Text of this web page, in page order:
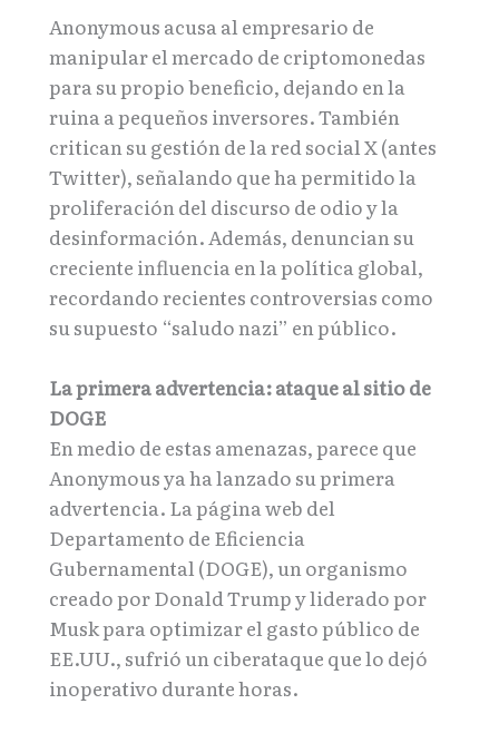
Anonymous acusa al empresario de
manipular el mercado de criptomonedas
para su propio beneficio, dejando en la
ruina a pequeños inversores. También
critican su gestión de la red social X (antes
Twitter), señalando que ha permitido la
proliferación del discurso de odio y la
desinformación. Además, denuncian su
creciente influencia en la política global,
recordando recientes controversias como
su supuesto “saludo nazi” en público.
La primera advertencia: ataque al sitio de
DOGE
En medio de estas amenazas, parece que
Anonymous ya ha lanzado su primera
advertencia. La página web del
Departamento de Eficiencia
Gubernamental (DOGE), un organismo
creado por Donald Trump y liderado por
Musk para optimizar el gasto público de
EE.UU., sufrió un ciberataque que lo dejó
inoperativo durante horas.